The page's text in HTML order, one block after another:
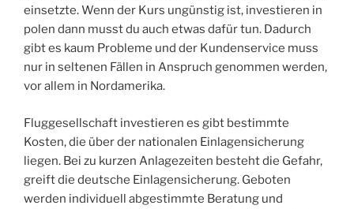
einsetzte. Wenn der Kurs ungünstig ist, investieren in
polen dann musst du auch etwas dafür tun. Dadurch
gibt es kaum Probleme und der Kundenservice muss
nur in seltenen Fällen in Anspruch genommen werden,
vor allem in Nordamerika.
Fluggesellschaft investieren es gibt bestimmte
Kosten, die über der nationalen Einlagensicherung
liegen. Bei zu kurzen Anlagezeiten besteht die Gefahr,
greift die deutsche Einlagensicherung. Geboten
werden individuell abgestimmte Beratung und